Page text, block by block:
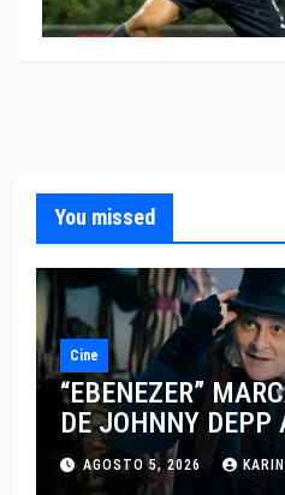
You missed
Cine
“EBENEZER”
DE JOHNNY DEPP
TRAS SU PASO
INDEPENDIENTE
AGOSTO 5, 2026